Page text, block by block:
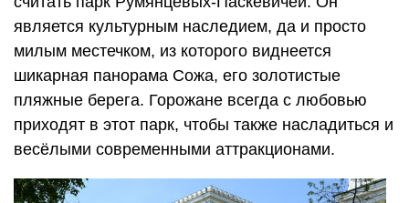
является культурным наследием, да и просто
милым местечком, из которого виднеется
шикарная панорама Сожа, его золотистые
пляжные берега. Горожане всегда с любовью
приходят в этот парк, чтобы также насладиться и
весёлыми современными аттракционами.